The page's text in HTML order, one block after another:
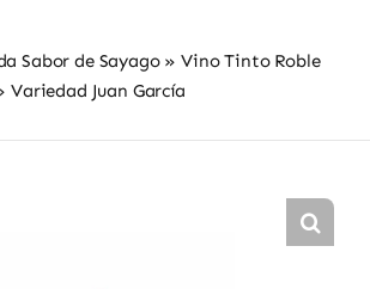
Sabor de Sayago»Vino Tinto Roble
Variedad Juan García